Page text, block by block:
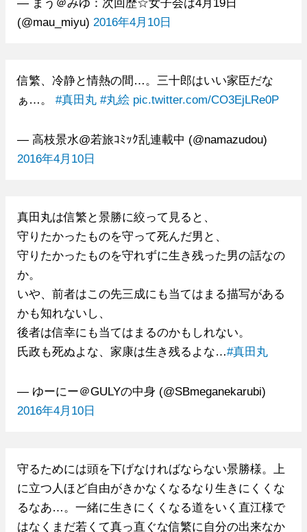
— まう＠みゆ：次回歴☆女子会は4月19日
(@mau_miyu) 2016年4月10日
信繁、冷静と情熱の間…。三十郎はいい家臣だな
ぁ…。 #真田丸 #丸絵 pic.twitter.com/CO3EjLRe0P
— 高枝景水@若旅ｺﾐｯｸ乱連載中 (@namazudou)
2016年4月10日
真田丸は信繁と景勝に絞って見ると、
守りたかったものを守って死んだ男と、
守りたかったものを守れずに生き残った男の話なの
か。
いや、前者はこの先三成にも当てはまる描写がある
かも知れないし、
後者は信幸にも当てはまるのかもしれない。
氏政も死ぬよな、家康は生き残るよな…#真田丸
— ゆーにー＠GULYの中身 (@SBmeganekarubi)
2016年4月10日
守るためには頭を下げなければならない景勝様。上
に立つ人ほど自由がきかなくなるなり生きにくくな
るなあ…。一緒に生きにくくなる道をいく直江様で
はなくまだ若くて真っ直ぐな信繁に自分の出来なか